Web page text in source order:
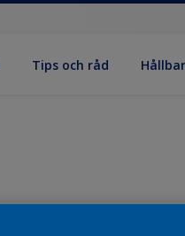
Tips och råd